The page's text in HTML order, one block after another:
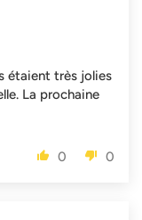
étaient très jolies
La prochaine
0 0